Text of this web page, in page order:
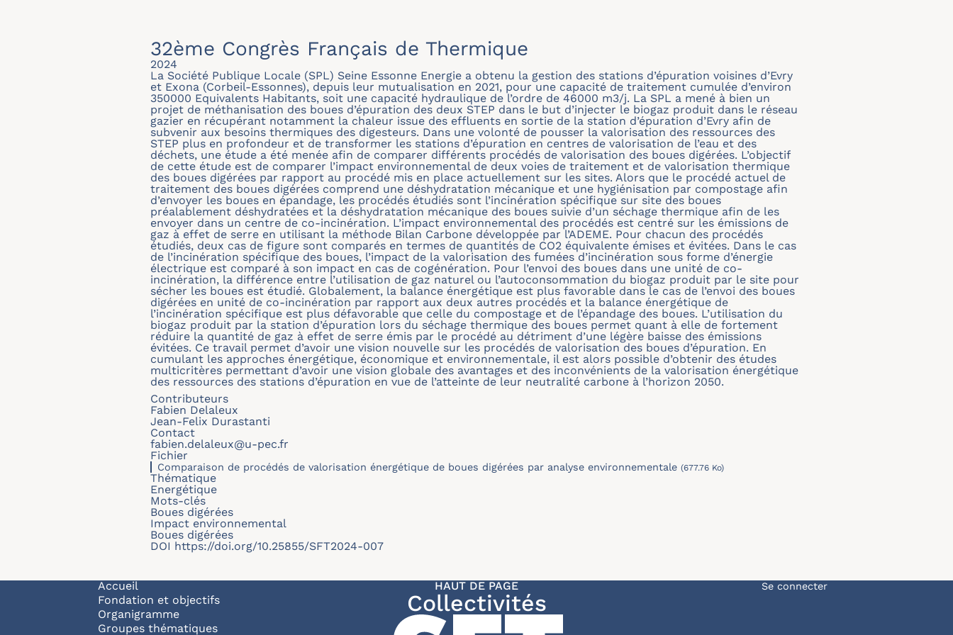
32ème Congrès Français de Thermique
2024
La Société Publique Locale (SPL) Seine Essonne Energie a obtenu la gestion des stations d’épuration voisines d’Evry
et Exona (Corbeil-Essonnes), depuis leur mutualisation en 2021, pour une capacité de traitement cumulée d’environ
350000 Equivalents Habitants, soit une capacité hydraulique de l’ordre de 46000 m3/j. La SPL a mené à bien un
projet de méthanisation des boues d’épuration des deux STEP dans le but d’injecter le biogaz produit dans le réseau
gazier en récupérant notamment la chaleur issue des effluents en sortie de la station d’épuration d’Evry afin de
subvenir aux besoins thermiques des digesteurs. Dans une volonté de pousser la valorisation des ressources des
STEP plus en profondeur et de transformer les stations d’épuration en centres de valorisation de l’eau et des
déchets, une étude a été menée afin de comparer différents procédés de valorisation des boues digérées. L’objectif
de cette étude est de comparer l’impact environnemental de deux voies de traitement et de valorisation thermique
des boues digérées par rapport au procédé mis en place actuellement sur les sites. Alors que le procédé actuel de
traitement des boues digérées comprend une déshydratation mécanique et une hygiénisation par compostage afin
d’envoyer les boues en épandage, les procédés étudiés sont l’incinération spécifique sur site des boues
préalablement déshydratées et la déshydratation mécanique des boues suivie d’un séchage thermique afin de les
envoyer dans un centre de co-incinération. L’impact environnemental des procédés est centré sur les émissions de
gaz à effet de serre en utilisant la méthode Bilan Carbone développée par l’ADEME. Pour chacun des procédés
étudiés, deux cas de figure sont comparés en termes de quantités de CO2 équivalente émises et évitées. Dans le cas
de l’incinération spécifique des boues, l’impact de la valorisation des fumées d’incinération sous forme d’énergie
électrique est comparé à son impact en cas de cogénération. Pour l’envoi des boues dans une unité de co-
incinération, la différence entre l’utilisation de gaz naturel ou l’autoconsommation du biogaz produit par le site pour
sécher les boues est étudié. Globalement, la balance énergétique est plus favorable dans le cas de l’envoi des boues
digérées en unité de co-incinération par rapport aux deux autres procédés et la balance énergétique de
l’incinération spécifique est plus défavorable que celle du compostage et de l’épandage des boues. L’utilisation du
biogaz produit par la station d’épuration lors du séchage thermique des boues permet quant à elle de fortement
réduire la quantité de gaz à effet de serre émis par le procédé au détriment d’une légère baisse des émissions
évitées. Ce travail permet d’avoir une vision nouvelle sur les procédés de valorisation des boues d’épuration. En
cumulant les approches énergétique, économique et environnementale, il est alors possible d’obtenir des études
multicritères permettant d’avoir une vision globale des avantages et des inconvénients de la valorisation énergétique
des ressources des stations d’épuration en vue de l’atteinte de leur neutralité carbone à l’horizon 2050.
Contributeurs
Fabien Delaleux
Jean-Felix Durastanti
Contact
fabien.delaleux@u-pec.fr
Fichier
Comparaison de procédés de valorisation énergétique de boues digérées par analyse environnementale (677.76 Ko)
Thématique
Energétique
Mots-clés
Boues digérées
Impact environnemental
Boues digérées
DOI https://doi.org/10.25855/SFT2024-007
Navigation principale
Accueil
Fondation et objectifs
Organigramme
Groupes thématiques
HAUT DE PAGE
Collectivités Menu du compte de
Se connecter